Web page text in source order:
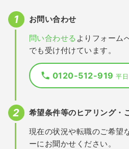
お問い合わせ
問い合わせる よりフォーム
でも受け付けています。
0120-512-919平
希望条件等のヒアリング・
現在の状況や転職のご希望
ーにお聞かせください。